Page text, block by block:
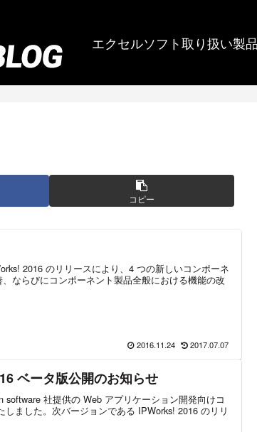
エクセルソフト取り扱い製
コピー
2016 のリリースにより、4 つの新しいコンポーネ
ならびにコンポーネント製品全般における機能の改
2016.11.24 2017.07.07
ベータ版公開のお知らせ
社提供の Web アプリケーション開発向けコ
ました。次バージョンである IPWorks! 2016 のリリ